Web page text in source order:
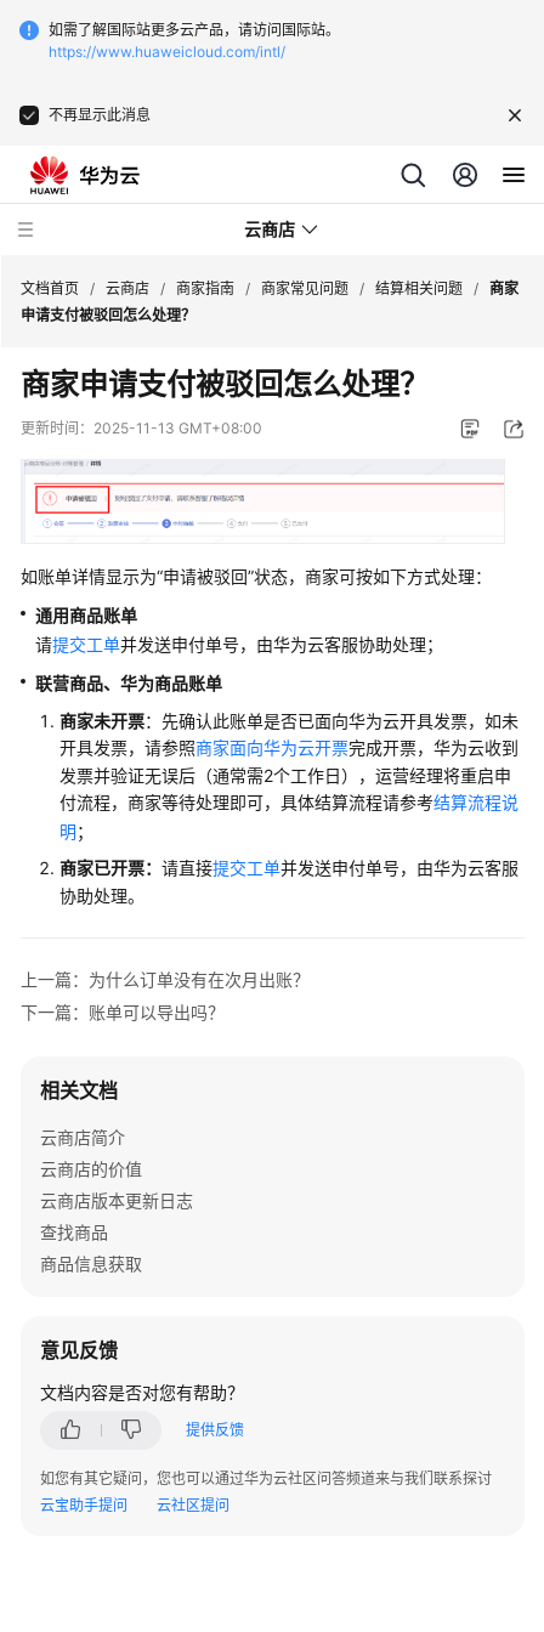
如需了解国际站更多云产品，请访问国际站。
https://www.huaweicloud.com/intl/
不再显示此消息
云商店
商
店
绍
用
指
南
家
指
南
为
什
要
加
商
店
驻
商
店
成
为
商
发
布
通
用
品
文档首页 / 云商店 / 商家指南 / 商家常见问题 / 结算相关问题 / 商家
申请支付被驳回怎么处理？
商家申请支付被驳回怎么处理？
更新时间： 2025-11-13 GMT+08:00
如账单详情显示为“申请被驳回”状态，商家可按如下方式处理：
通用商品账单
请提交工单并发送申付单号，由华为云客服协助处理；
联营商品、华为商品账单
商家未开票：先确认此账单是否已面向华为云开具发票，如未
开具发票，请参照商家面向华为云开票完成开票，华为云收到
发票并验证无误后（通常需2个工作日），运营经理将重启申
付流程，商家等待处理即可，具体结算流程请参考结算流程说
明；
商家已开票： 请直接提交工单并发送申付单号，由华为云客服
协助处理。
上一篇：为什么订单没有在次月出账？
下一篇：账单可以导出吗？
相关文档
云商店简介
云商店的价值
云商店版本更新日志
查找商品
商品信息获取
意见反馈
文档内容是否对您有帮助？
提供反馈
如您有其它疑问，您也可以通过华为云社区问答频道来与我们联系探讨
云宝助手提问
云社区提问